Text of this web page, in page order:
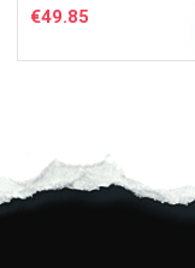
€49.85